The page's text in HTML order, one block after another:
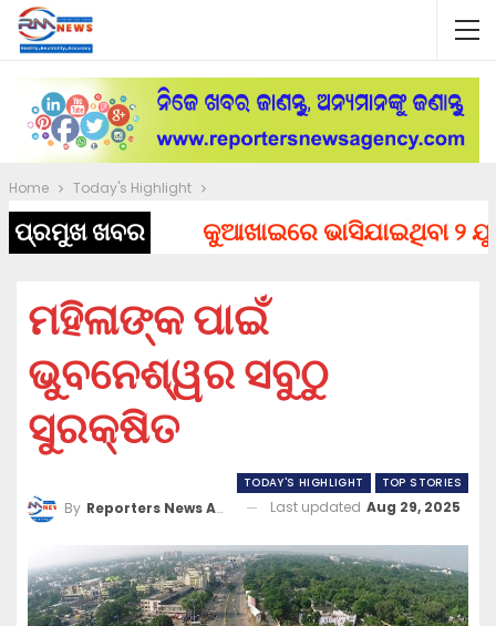
Home Today's Highlight
ପ୍ରମୁଖ ଖବର କୁଆଖାଇରେ ଭାସିଯାଇଥିବା ୨
ମହିଳାଙ୍କ ପାଇଁ
ଭୁବନେଶ୍ୱର ସବୁଠୁ
ସୁରକ୍ଷିତ
TODAY'S HIGHLIGHT TOP STORIES
By Reporters News Agency Last updated Aug 29, 2025